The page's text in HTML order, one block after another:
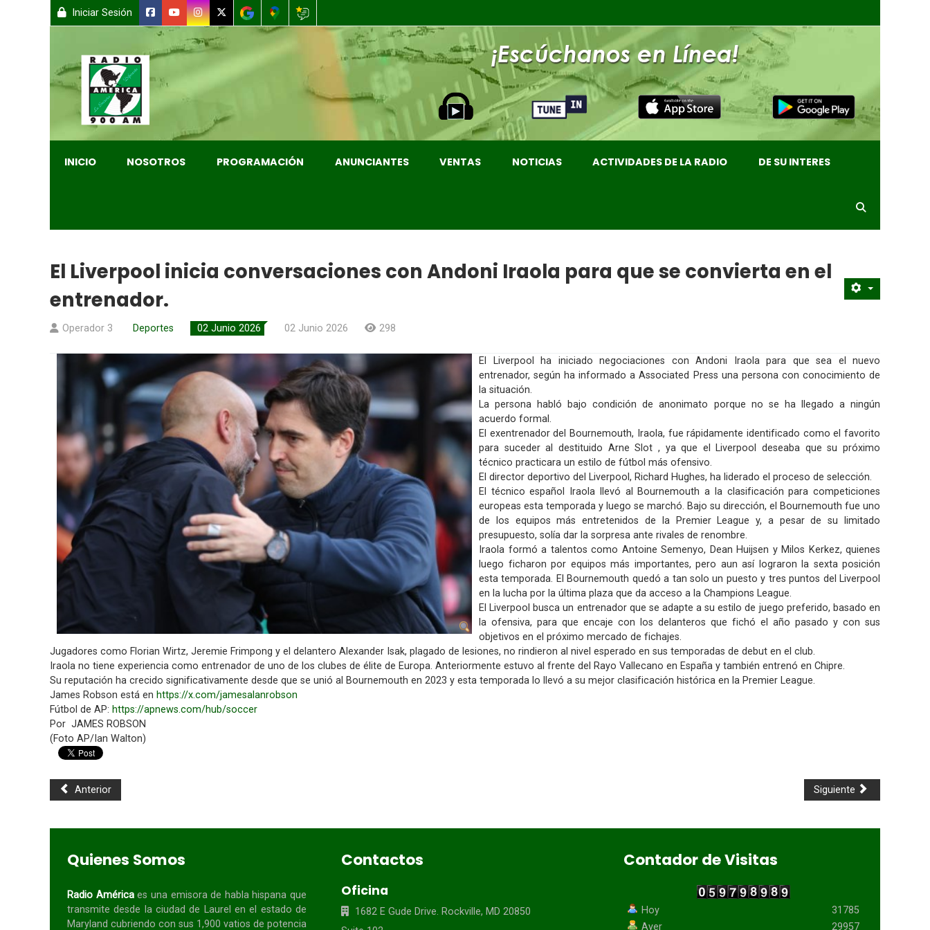
Iniciar Sesión
INICIO NOSOTROS PROGRAMACIÓN ANUNCIANTES VENTAS NOTICIAS ACTIVIDADES DE LA RADIO DE SU INTERES
El Liverpool inicia conversaciones con Andoni Iraola para que se convierta en el
entrenador.
Operador 3 Deportes 02 Junio 2026 02 Junio 2026 298
El Liverpool ha iniciado negociaciones con Andoni Iraola para que sea el nuevo
entrenador, según ha informado a Associated Press una persona con conocimiento de
la situación.
La persona habló bajo condición de anonimato porque no se ha llegado a ningún
acuerdo formal.
El exentrenador del Bournemouth, Iraola, fue rápidamente identificado como el favorito
para suceder al destituido Arne Slot , ya que el Liverpool deseaba que su próximo
técnico practicara un estilo de fútbol más ofensivo.
El director deportivo del Liverpool, Richard Hughes, ha liderado el proceso de selección.
El técnico español Iraola llevó al Bournemouth a la clasificación para competiciones
europeas esta temporada y luego se marchó. Bajo su dirección, el Bournemouth fue uno
de los equipos más entretenidos de la Premier League y, a pesar de su limitado
presupuesto, solía dar la sorpresa ante rivales de renombre.
Iraola formó a talentos como Antoine Semenyo, Dean Huijsen y Milos Kerkez, quienes
luego ficharon por equipos más importantes, pero aun así lograron la sexta posición
esta temporada. El Bournemouth quedó a tan solo un puesto y tres puntos del Liverpool
en la lucha por la última plaza que da acceso a la Champions League.
El Liverpool busca un entrenador que se adapte a su estilo de juego preferido, basado en
la ofensiva, para que encaje con los delanteros que fichó el año pasado y con sus
objetivos en el próximo mercado de fichajes.
Jugadores como Florian Wirtz, Jeremie Frimpong y el delantero Alexander Isak, plagado de lesiones, no rindieron al nivel esperado en sus temporadas de debut en el club.
Iraola no tiene experiencia como entrenador de uno de los clubes de élite de Europa. Anteriormente estuvo al frente del Rayo Vallecano en España y también entrenó en Chipre.
Su reputación ha crecido significativamente desde que se unió al Bournemouth en 2023 y esta temporada lo llevó a su mejor clasificación histórica en la Premier League.
James Robson está en https://x.com/jamesalanrobson
Fútbol de AP: https://apnews.com/hub/soccer
Por JAMES ROBSON
(Foto AP/Ian Walton)
Anterior Siguiente
Quienes Somos
Radio Américaes una emisora de habla hispana que
transmite desde la ciudad de Laurel en el estado de
Maryland cubriendo con sus 1,900 vatios de potencia
Contactos
Oficina
1682 E Gude Drive. Rockville, MD 20850
Contador de Visitas
Hoy
Ayer
31785
29957